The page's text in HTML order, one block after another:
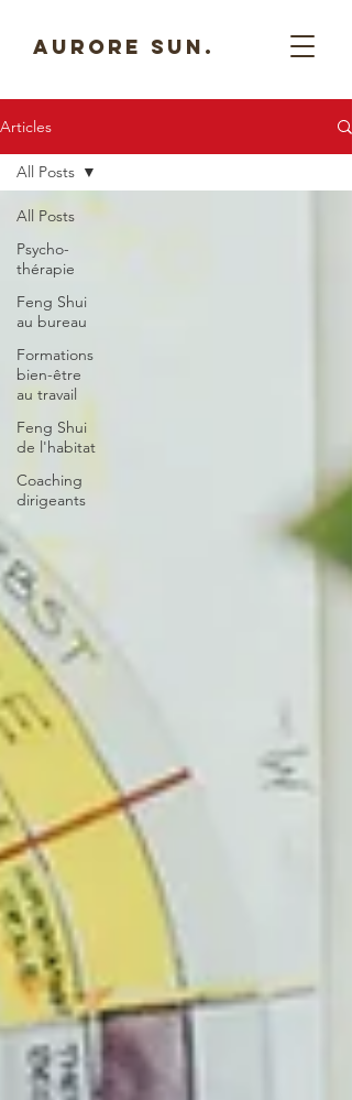
AURORE SUN.
Articles
All Posts
Psycho-
thérapie
Feng Shui
au bureau
Formations
bien-être
au travail
Feng Shui
de l'habitat
Coaching
dirigeants
All Posts